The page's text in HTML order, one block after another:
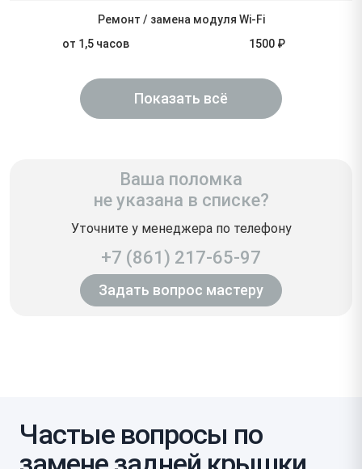
Ремонт / замена модуля Wi-Fi
от 1,5 часов
1500 ₽
Показать всё
Ваша поломка
не указана в списке?
Уточните у менеджера по телефону
+7 (861) 217-65-97
Задать вопрос мастеру
Частые вопросы по